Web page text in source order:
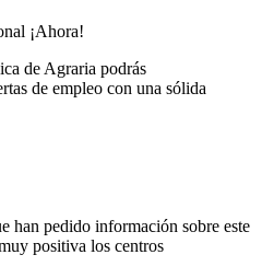
¡Ahora!
de Agraria podrás
de empleo con una sólida
han pedido información sobre este
positiva los centros